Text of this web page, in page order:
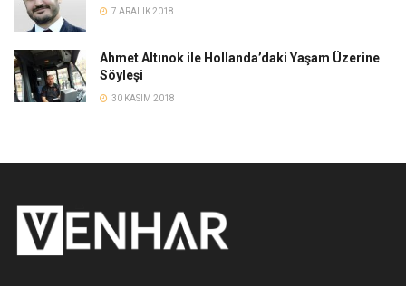
7 ARALIK 2018
Ahmet Altınok ile Hollanda’daki Yaşam Üzerine
Söyleşi
30 KASIM 2018